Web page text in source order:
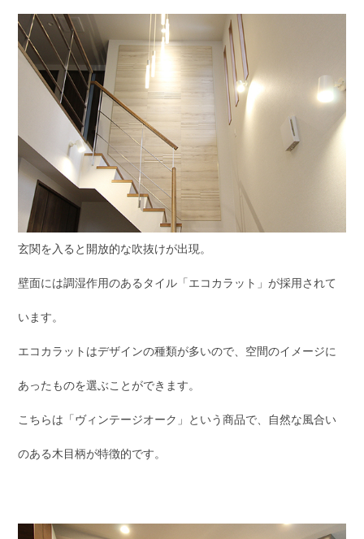
玄関を入ると開放的な吹抜けが出現。
壁面には調湿作用のあるタイル「エコカラット」が採用されて
います。
エコカラットはデザインの種類が多いので、空間のイメージに
あったものを選ぶことができます。
こちらは「ヴィンテージオーク」という商品で、自然な風合い
のある木目柄が特徴的です。